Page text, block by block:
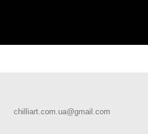
chilliart.com.ua@gmail.com